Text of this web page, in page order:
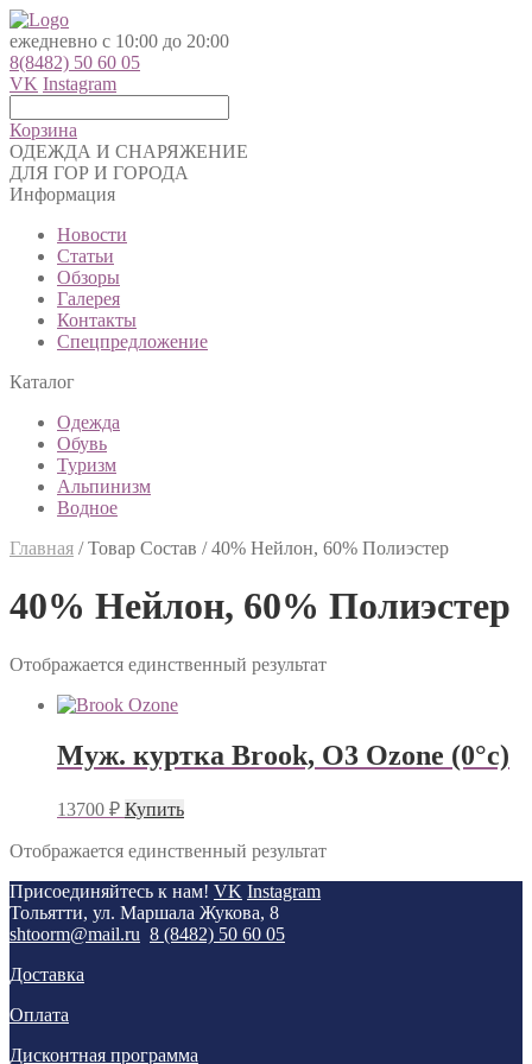
ежедневно с 10:00 до 20:00
8(8482) 50 60 05
VK Instagram
Корзина
ОДЕЖДА И СНАРЯЖЕНИЕ
ДЛЯ ГОР И ГОРОДА
Информация
Новости
Статьи
Обзоры
Галерея
Контакты
Спецпредложение
Каталог
Одежда
Обувь
Туризм
Альпинизм
Водное
Главная /Товар Состав /40% Нейлон, 60% Полиэстер
40% Нейлон, 60% Полиэстер
Отображается единственный результат
Муж. куртка Brook, O3 Ozone (0°с)
13700 ₽ Купить
Отображается единственный результат
Присоединяйтесь к нам! VK Instagram
Тольятти, ул. Маршала Жукова, 8
shtoorm@mail.ru 8 (8482) 50 60 05
Доставка
Оплата
Дисконтная программа